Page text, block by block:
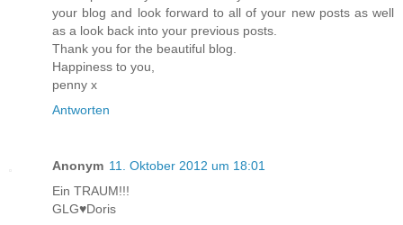
your blog and look forward to all of your new posts as well
as a look back into your previous posts.
Thank you for the beautiful blog.
Happiness to you,
penny x
Antworten
Anonym 11. Oktober 2012 um 18:01
Ein TRAUM!!!
GLG♥Doris